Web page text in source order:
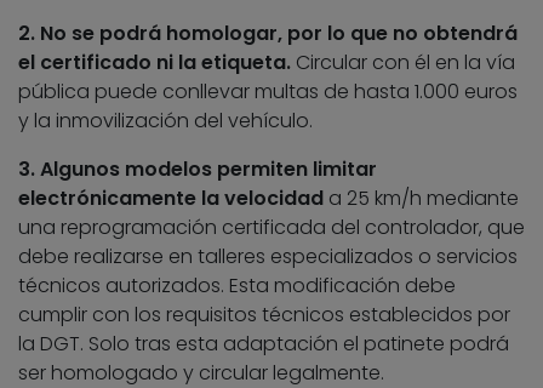
2. No se podrá homologar, por lo que no obtendrá
el certificado ni la etiqueta. Circular con él en la vía
pública puede conllevar multas de hasta 1.000 euros
y la inmovilización del vehículo.
3. Algunos modelos permiten limitar
electrónicamente la velocidad a 25 km/h mediante
una reprogramación certificada del controlador, que
debe realizarse en talleres especializados o servicios
técnicos autorizados. Esta modificación debe
cumplir con los requisitos técnicos establecidos por
la DGT. Solo tras esta adaptación el patinete podrá
ser homologado y circular legalmente.